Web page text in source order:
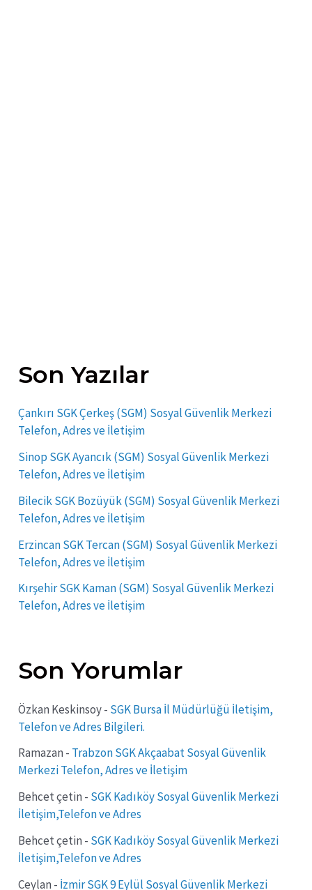
Son Yazılar
Çankırı SGK Çerkeş (SGM) Sosyal Güvenlik Merkezi
Telefon, Adres ve İletişim
Sinop SGK Ayancık (SGM) Sosyal Güvenlik Merkezi
Telefon, Adres ve İletişim
Bilecik SGK Bozüyük (SGM) Sosyal Güvenlik Merkezi
Telefon, Adres ve İletişim
Erzincan SGK Tercan (SGM) Sosyal Güvenlik Merkezi
Telefon, Adres ve İletişim
Kırşehir SGK Kaman (SGM) Sosyal Güvenlik Merkezi
Telefon, Adres ve İletişim
Son Yorumlar
Özkan Keskinsoy- SGK Bursa İl Müdürlüğü İletişim,
Telefon ve Adres Bilgileri.
Ramazan - Trabzon SGK Akçaabat Sosyal Güvenlik
Merkezi Telefon, Adres ve İletişim
Behcet çetin - SGK Kadıköy Sosyal Güvenlik Merkezi
İletişim,Telefon ve Adres
Behcet çetin - SGK Kadıköy Sosyal Güvenlik Merkezi
İletişim,Telefon ve Adres
Ceylan - İzmir SGK 9 Eylül Sosyal Güvenlik Merkezi